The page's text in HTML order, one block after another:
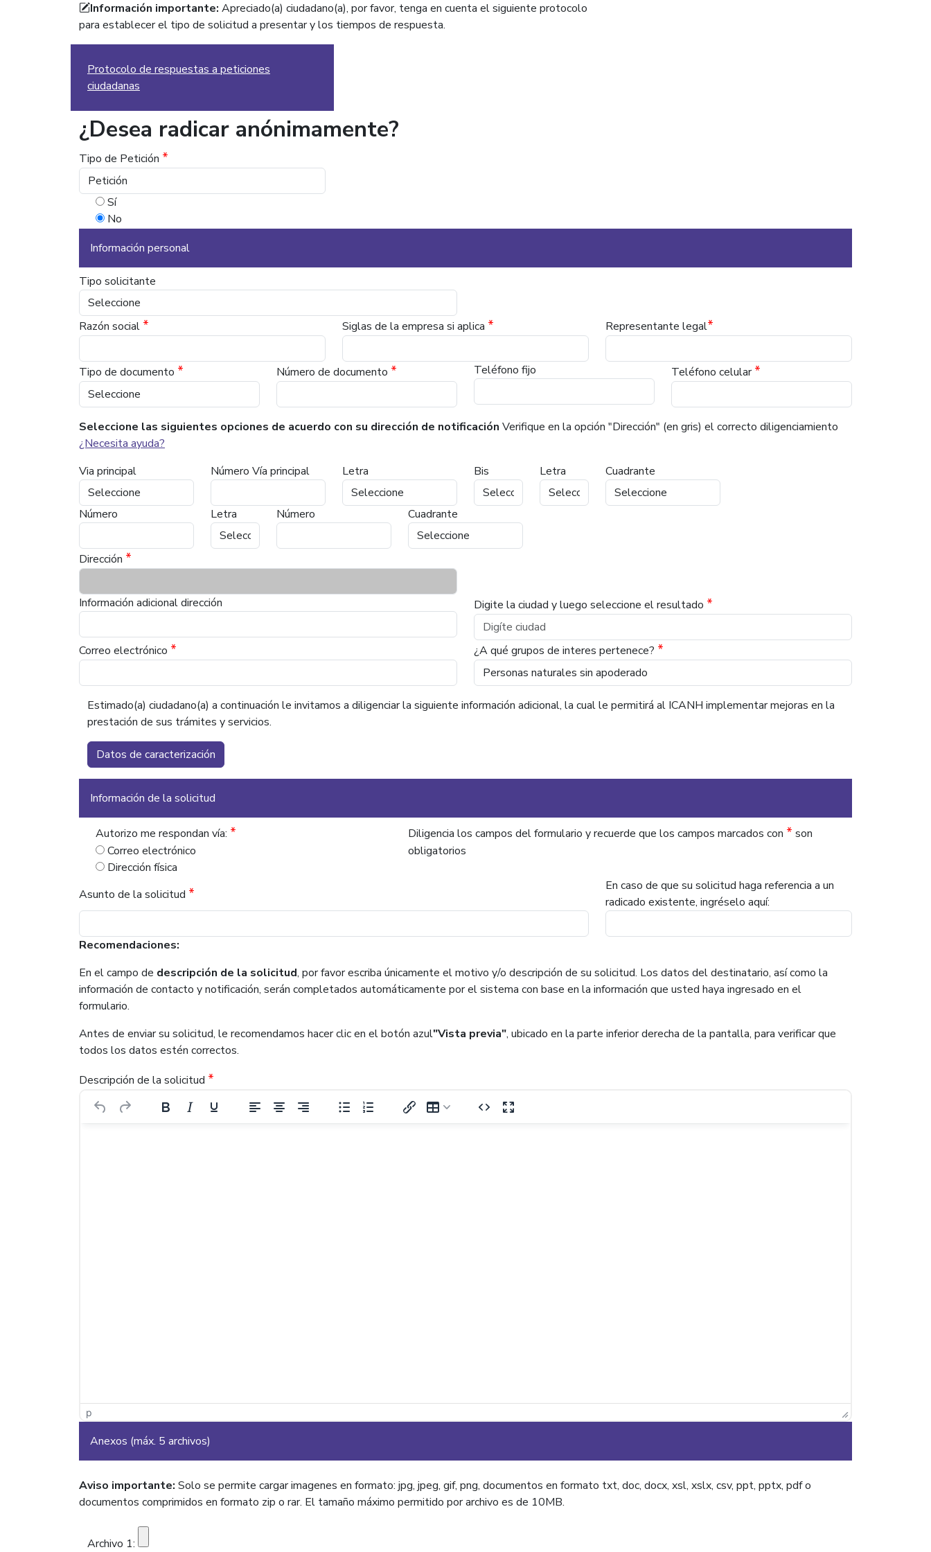
Información importante: Apreciado(a) ciudadano(a), por favor, tenga en cuenta el siguiente protocolo
para establecer el tipo de solicitud a presentar y los tiempos de respuesta.
Protocolo de respuestas a peticiones
ciudadanas
¿Desea radicar anónimamente?
Tipo de Petición *
Sí
No
Información personal
Tipo solicitante
Razón social * Siglas de la empresa si aplica * Representante legal*
Tipo de documento * Número de documento * Teléfono fijo Teléfono celular*
Seleccione las siguientes opciones de acuerdo con su dirección de notificación Verifique en la opción "Dirección" (en gris) el correcto diligenciamiento
¿Necesita ayuda?
Via principal
Número Vía principal Letra Bis Letra Cuadrante
Número Letra Número Cuadrante
Dirección *
Información adicional dirección Digite la ciudad y luego seleccione el resultado *
Correo electrónico * ¿A qué grupos de interes pertenece? *
Estimado(a) ciudadano(a) a continuación le invitamos a diligenciar la siguiente información adicional, la cual le permitirá al ICANH implementar mejoras en la
prestación de sus trámites y servicios.
Datos de caracterización
Información de la solicitud
Autorizo me respondan vía: *
Correo electrónico
Dirección física
Diligencia los campos del formulario y recuerde que los campos marcados con * son
obligatorios
Asunto de la solicitud *
En caso de que su solicitud haga referencia a un
radicado existente, ingréselo aquí:
Recomendaciones:
En el campo de descripción de la solicitud, por favor escriba únicamente el motivo y/o descripción de su solicitud. Los datos del destinatario, así como la
información de contacto y notificación, serán completados automáticamente por el sistema con base en la información que usted haya ingresado en el
formulario.
Antes de enviar su solicitud, le recomendamos hacer clic en el botón azul"Vista previa", ubicado en la parte inferior derecha de la pantalla, para verificar que
todos los datos estén correctos.
Descripción de la solicitud *
p
Anexos (máx. 5 archivos)
Aviso importante: Solo se permite cargar imagenes en formato: jpg, jpeg, gif, png, documentos en formato txt, doc, docx, xsl, xslx, csv, ppt, pptx, pdf o
documentos comprimidos en formato zip o rar. El tamaño máximo permitido por archivo es de 10MB.
Archivo 1: